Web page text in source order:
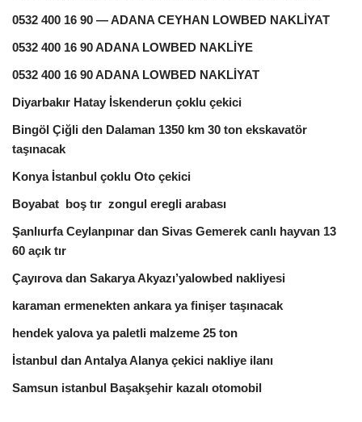
0532 400 16 90 — ADANA CEYHAN LOWBED NAKLİYAT
0532 400 16 90 ADANA LOWBED NAKLİYE
0532 400 16 90 ADANA LOWBED NAKLİYAT
Diyarbakır Hatay İskenderun çoklu çekici
Bingöl Çiğli den Dalaman 1350 km 30 ton ekskavatör
taşınacak
Konya İstanbul çoklu Oto çekici
Boyabat boş tır zongul eregli arabası
Şanlıurfa Ceylanpınar dan Sivas Gemerek canlı hayvan 13
60 açık tır
Çayırova dan Sakarya Akyazı’yalowbed nakliyesi
karaman ermenekten ankara ya finişer taşınacak
hendek yalova ya paletli malzeme 25 ton
İstanbul dan Antalya Alanya çekici nakliye ilanı
Samsun istanbul Başakşehir kazalı otomobil